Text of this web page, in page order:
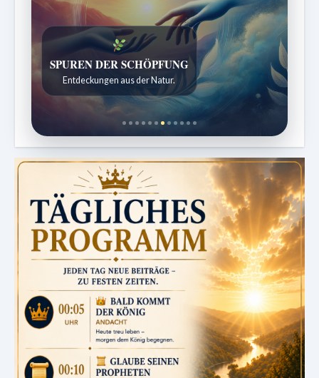
DIE STILLE INTELLIGENZ DES KÖRPERS
Ordnung bringt Leben zurück.